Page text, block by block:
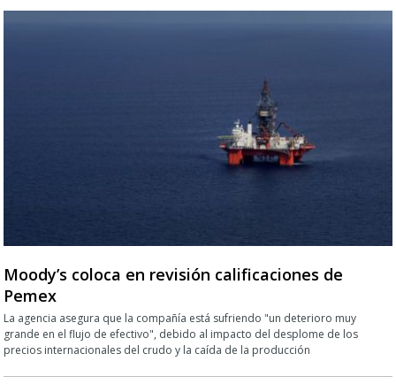
Moody’s coloca en revisión calificaciones de
Pemex
La agencia asegura que la compañía está sufriendo "un deterioro muy
grande en el flujo de efectivo", debido al impacto del desplome de los
precios internacionales del crudo y la caída de la producción